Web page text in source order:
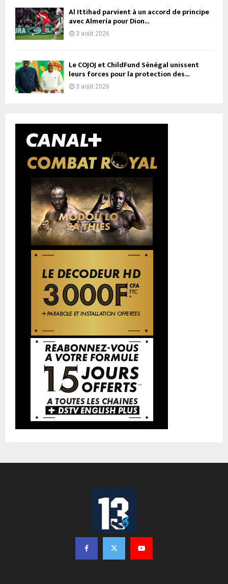
Al Ittihad parvient à un accord de principe
avec Almería pour Dion...
3 août 2026
Le COJOJ et ChildFund Sénégal unissent
leurs forces pour la protection des...
3 août 2026